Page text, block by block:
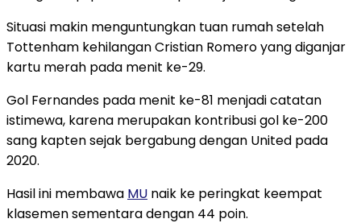
Situasi makin menguntungkan tuan rumah setelah
Tottenham kehilangan Cristian Romero yang diganjar
kartu merah pada menit ke-29.
Gol Fernandes pada menit ke-81 menjadi catatan
istimewa, karena merupakan kontribusi gol ke-200
sang kapten sejak bergabung dengan United pada
2020.
Hasil ini membawa MU naik ke peringkat keempat
klasemen sementara dengan 44 poin.